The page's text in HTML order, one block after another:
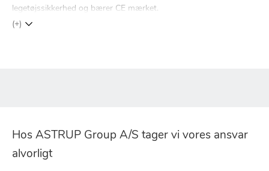
legetøjssikkerhed og bærer CE mærket.
(+)
Hos ASTRUP Group A/S tager vi vores ansvar
alvorligt